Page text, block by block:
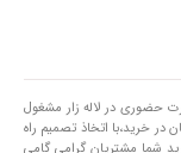
از سال ۱۳۸۶ تا کنون به صورت حضوری در لاله زار مشغول
امن و آسان در خرید،با اتخاذ تصمیم راه
شما مشتریان گرامی گامی